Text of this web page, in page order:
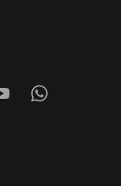
YoutubeWhatsapp